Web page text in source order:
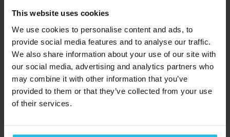
This website uses cookies
We use cookies to personalise content and ads, to
provide social media features and to analyse our traffic.
We also share information about your use of our site with
our social media, advertising and analytics partners who
may combine it with other information that you’ve
provided to them or that they’ve collected from your use
of their services.
Susan Harms